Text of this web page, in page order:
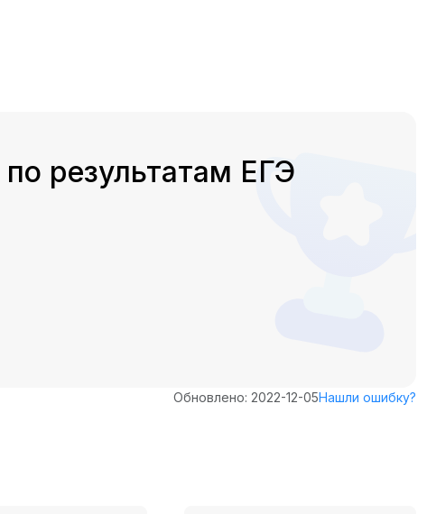
результатам ЕГЭ
Обновлено: 2022-12-05Нашли ошибку?